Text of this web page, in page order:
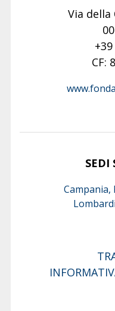
Via della
CF:
SEDI
Campania,